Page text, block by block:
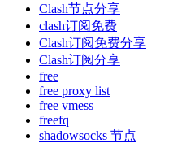
Clash节点分享
clash订阅免费
Clash订阅免费分享
Clash订阅分享
free
free proxy list
free vmess
freefq
shadowsocks 节点